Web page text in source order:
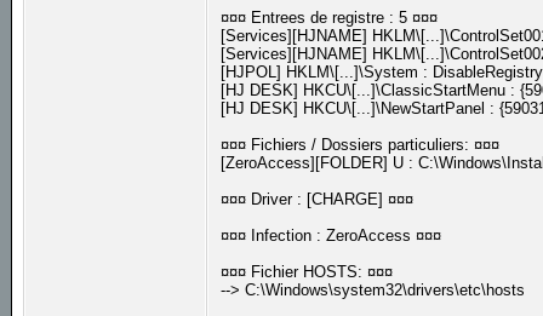
¤¤¤ Entrees de registre : 5 ¤¤¤
[Services][HJNAME]
[Services][HJNAME]
[HJPOL] HKLM\[...]\System :
[HJ DESK] HKCU\[...]\ClassicStartMenu :
[HJ DESK] HKCU\[...]\NewStartPanel :
¤¤¤ Fichiers / Dossiers particuliers: ¤¤¤
[ZeroAccess][FOLDER] U :
¤¤¤ Driver : [CHARGE] ¤¤¤
¤¤¤ Infection : ZeroAccess ¤¤¤
¤¤¤ Fichier HOSTS: ¤¤¤
--> C:\Windows\system32\drivers\etc\hosts